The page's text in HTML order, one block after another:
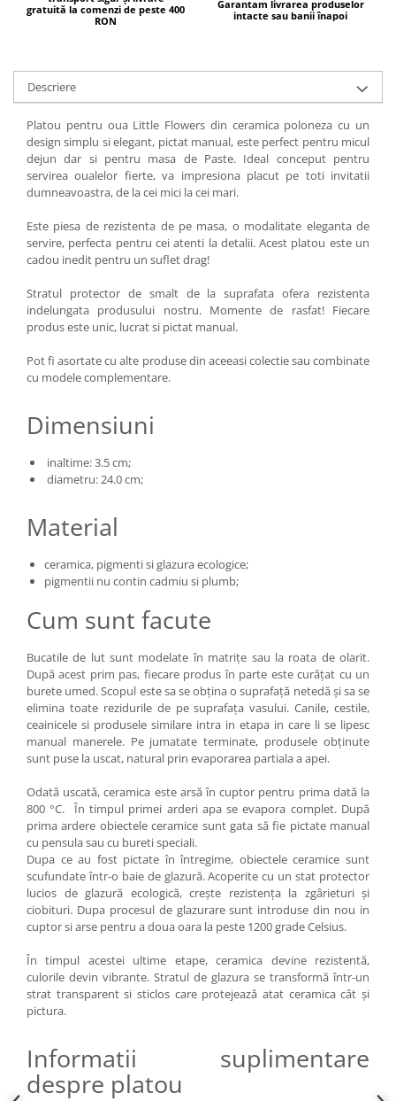
gratuită la comenzi de peste 400
RON
Garantam livrarea produselor
intacte sau banii înapoi
Descriere
Platou pentru oua Little Flowers din ceramica poloneza cu un
design simplu si elegant, pictat manual, este perfect pentru micul
dejun dar si pentru masa de Paste. Ideal conceput pentru
servirea oualelor fierte, va impresiona placut pe toti invitatii
dumneavoastra, de la cei mici la cei mari.
Este piesa de rezistenta de pe masa, o modalitate eleganta de
servire, perfecta pentru cei atenti la detalii. Acest platou este un
cadou inedit pentru un suflet drag!
Stratul protector de smalt de la suprafata ofera rezistenta
indelungata produsului nostru. Momente de rasfat! Fiecare
produs este unic, lucrat si pictat manual.
Pot fi asortate cu alte produse din aceeasi colectie sau combinate
cu modele complementare.
Dimensiuni
inaltime: 3.5 cm;​​​​​​
diametru: 24.0 cm;
Material
ceramica, pigmenti si glazura ecologice;
pigmentii nu contin cadmiu si plumb;
Cum sunt facute
Bucatile de lut sunt modelate în matrițe sau la roata de olarit.
După acest prim pas, fiecare produs în parte este curățat cu un
burete umed. Scopul este sa se obțina o suprafață netedă și sa se
elimina toate rezidurile de pe suprafața vasului. Canile, cestile,
ceainicele si produsele similare intra in etapa in care li se lipesc
manual manerele. Pe jumatate terminate, produsele obținute
sunt puse la uscat, natural prin evaporarea partiala a apei.
Odată uscată, ceramica este arsă în cuptor pentru prima dată la
800 °C. În timpul primei arderi apa se evapora complet. După
prima ardere obiectele ceramice sunt gata să fie pictate manual
cu pensula sau cu bureti speciali.
Dupa ce au fost pictate în întregime, obiectele ceramice sunt
scufundate într-o baie de glazură. Acoperite cu un stat protector
lucios de glazură ecologică, crește rezistența la zgârieturi și
ciobituri. Dupa procesul de glazurare sunt introduse din nou in
cuptor si arse pentru a doua oara la peste 1200 grade Celsius.
În timpul acestei ultime etape, ceramica devine rezistentă,
culorile devin vibrante. Stratul de glazura se transformă într-un
strat transparent si sticlos care protejează atat ceramica cât și
pictura.
Informatii suplimentare
despre platou